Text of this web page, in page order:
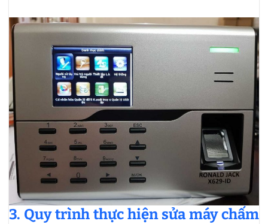
3. Quy trình thực hiện sửa máy chấm